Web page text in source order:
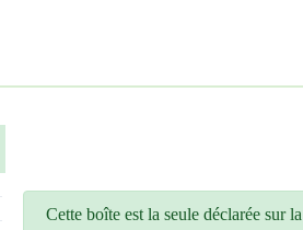
Cette boîte est la seule déclarée sur